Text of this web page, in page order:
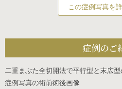
この症例写真を
症例のご
二重まぶた全切開法で平行型と末広
症例写真の術前術後画像